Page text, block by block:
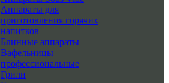
Аппараты для
приготовления горячих
напитков
Блинные аппараты
Вафельницы
профессиональные
Грили